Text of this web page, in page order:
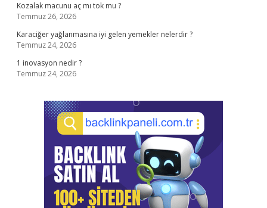
Kozalak macunu aç mı tok mu ?
Temmuz 26, 2026
Karaciğer yağlanmasına iyi gelen yemekler nelerdir ?
Temmuz 24, 2026
1 inovasyon nedir ?
Temmuz 24, 2026